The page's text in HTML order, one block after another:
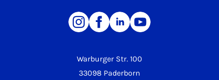
Warburger Str. 100
33098 Paderborn